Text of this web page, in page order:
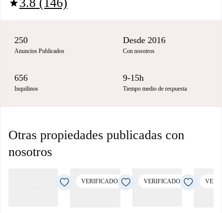
star
250
Anuncios Publicados
Desde 2016
Con nosotros
656
Inquilinos
9-15h
Tiempo medio de respuesta
Otras propiedades publicadas con
nosotros
VERIFICADO VERIFICADO